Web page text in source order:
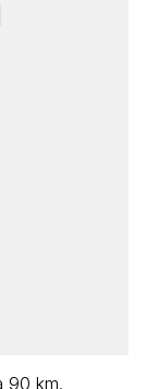
90 km.